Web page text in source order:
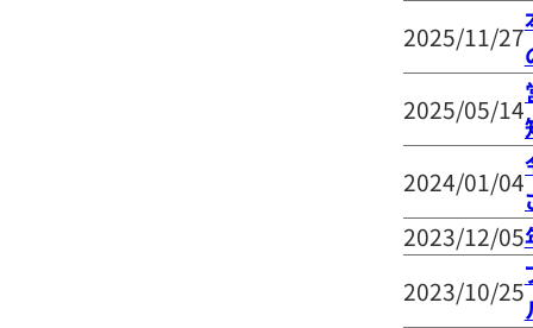
2025/11/27
2025/05/14
2024/01/04
2023/12/05
2023/10/25